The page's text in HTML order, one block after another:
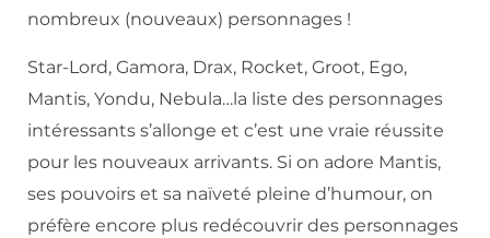
nombreux (nouveaux) personnages !
Star-Lord, Gamora, Drax, Rocket, Groot, Ego,
Mantis, Yondu, Nebula…la liste des personnages
intéressants s’allonge et c’est une vraie réussite
pour les nouveaux arrivants. Si on adore Mantis,
ses pouvoirs et sa naïveté pleine d’humour, on
préfère encore plus redécouvrir des personnages